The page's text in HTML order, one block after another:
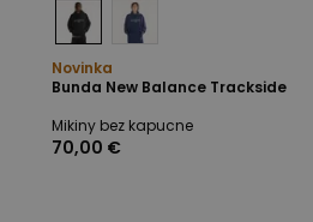
Novinka
Bunda New Balance Trackside
Mikiny bez kapucne
70,00 €